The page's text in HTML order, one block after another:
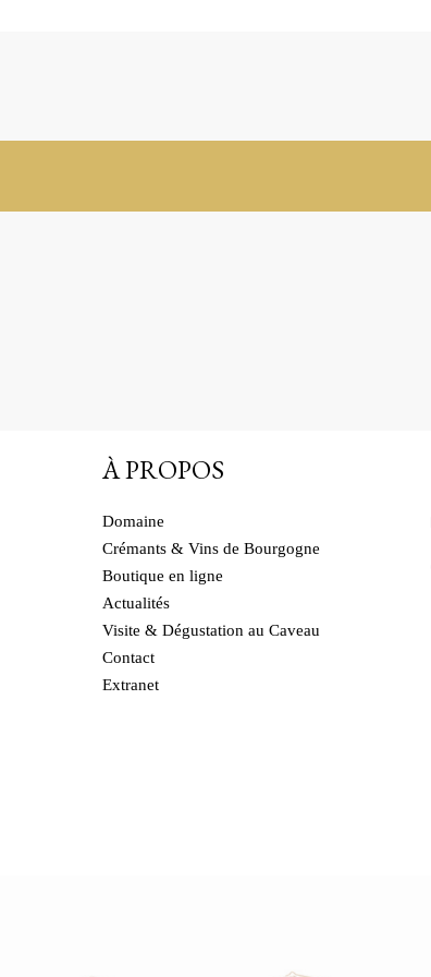
À PROPOS
Domaine
Crémants & Vins de Bourgogne
Boutique en ligne
Actualités
Visite & Dégustation au Caveau
Contact
Extranet